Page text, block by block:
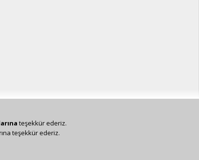
teşekkür ederiz.
teşekkür ederiz.